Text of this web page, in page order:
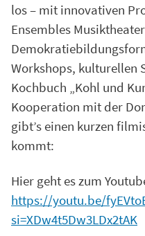
los – mit innovativen
Ensembles
Workshops, kulturellen
Kochbuch „Kohl und
Kooperation mit der
gibt’s einen kurzen
kommt:
Hier geht es zum
https://youtu.be/
si=XDw4t5Dw3LDx2tAK